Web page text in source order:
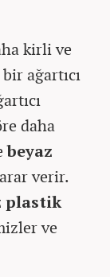
kirli ve
ağartıcı
daha
beyaz
verir.
plastik
ve